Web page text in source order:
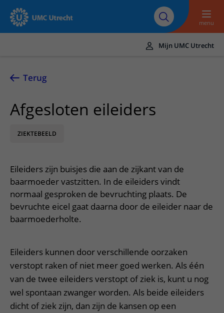
Naar hoofdinhoud
Over UMC
Utrecht
Research
Werken bij het UMC
Utrecht
menu
UMC Utrecht
Zorg en behandeling
Ziekten en aandoeningen
Poliklinieken
Verpleegafdelingen
Onze zorgverleners
Afspraak en opname
Bezoek aan de polikliniek
Opname in het ziekenhuis
Voorbereiding op uw afspraak
Wachttijden
Bezoektijden
Wijzigen patiëntgegevens
Mijn UMC Utrecht patiëntportaal
Op bezoek in het UMC Utrecht
Apotheek
Winkels en restaurants
Bezoekregels
Kwaliteit en veiligheid
Contact en route
Spoed
Contactgegevens
Parkeren
Wegwijs in het ziekenhuis
Contact met polikliniek
Contact met verpleegafdeling
Verwijzers
Patiënt verwijzen
Diagnostiek aanvragen
Zorgverlenersportaal
Meer UMC Utrecht
Research
Onderwijs
Werken bij het UMC Utrecht
Mijn UMC Utrecht
Terug
Afgesloten eileiders
ZIEKTEBEELD
Eileiders zijn buisjes die aan de zijkant van de
baarmoeder vastzitten. In de eileiders vindt
normaal gesproken de bevruchting plaats. De
bevruchte eicel gaat daarna door de eileider naar de
baarmoederholte.
Eileiders kunnen door verschillende oorzaken
verstopt raken of niet meer goed werken. Als één
van de twee eileiders verstopt of ziek is, kunt u nog
wel spontaan zwanger worden. Als beide eileiders
dicht of ziek zijn, dan zijn de kansen op een